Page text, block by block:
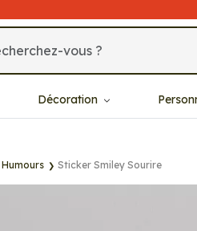
Décoration
Sticker Smiley Sourire